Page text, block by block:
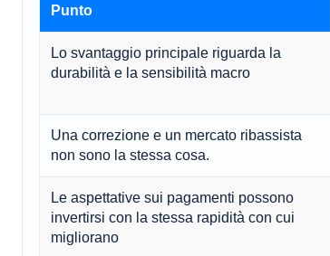
Punto
Lo svantaggio principale riguarda la
durabilità e la sensibilità macro
Una correzione e un mercato ribassista
non sono la stessa cosa.
Le aspettative sui pagamenti possono
invertirsi con la stessa rapidità con cui
migliorano